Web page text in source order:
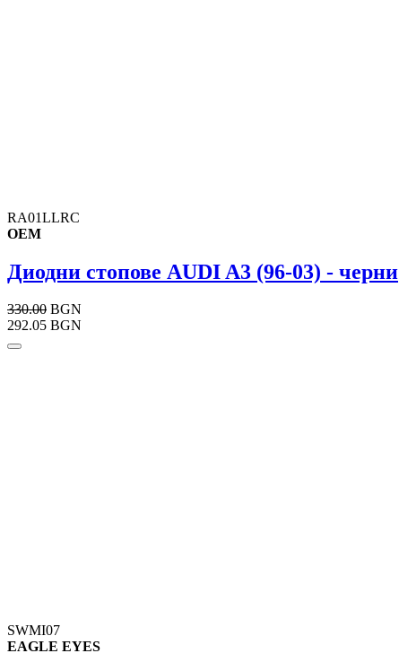
RA01LLRC
OEM
Диодни стопове AUDI A3 (96-03) - черни
330.00 BGN
292.05 BGN
SWMI07
EAGLE EYES